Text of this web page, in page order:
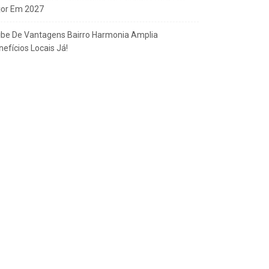
Em 2027
De Vantagens Bairro Harmonia Amplia
Locais Já!